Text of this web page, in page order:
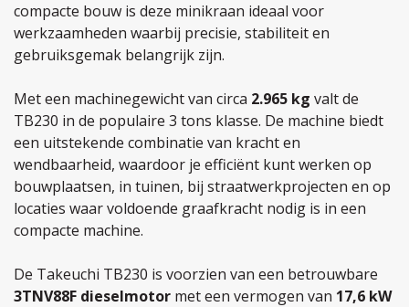
compacte bouw is deze minikraan ideaal voor
werkzaamheden waarbij precisie, stabiliteit en
gebruiksgemak belangrijk zijn.
Met een machinegewicht van circa 2.965 kg valt de
TB230 in de populaire 3 tons klasse. De machine biedt
een uitstekende combinatie van kracht en
wendbaarheid, waardoor je efficiënt kunt werken op
bouwplaatsen, in tuinen, bij straatwerkprojecten en op
locaties waar voldoende graafkracht nodig is in een
compacte machine.
De Takeuchi TB230 is voorzien van een betrouwbare
3TNV88F dieselmotor met een vermogen van 17,6 kW